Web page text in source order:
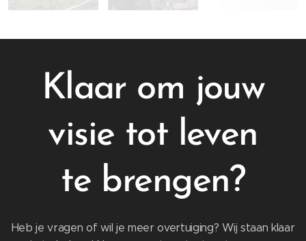
Klaar om jouw
visie tot leven
te brengen?
Heb je vragen of wil je meer overtuiging? Wij staan klaar